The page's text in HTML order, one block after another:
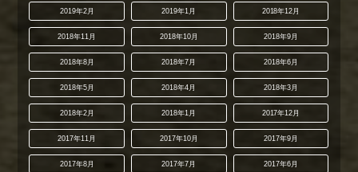
2019年2月 2019年1月 2018年12月
2018年11月 2018年10月 2018年9月
2018年8月 2018年7月 2018年6月
2018年5月 2018年4月 2018年3月
2018年2月 2018年1月 2017年12月
2017年11月 2017年10月 2017年9月
2017年8月 2017年7月 2017年6月